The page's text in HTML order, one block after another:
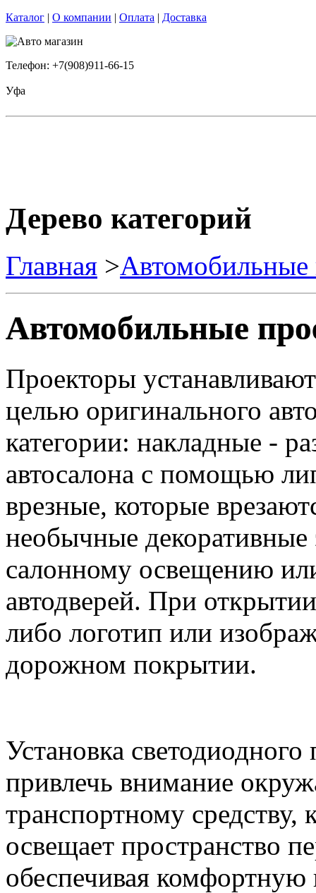
Каталог | О компании | Оплата | Доставка
Телефон: +7(908)911-66-15
Уфа
Дерево категорий
Главная >Автомобильные
Автомобильные
Проекторы
целью оригинального
категории: накладные -
автосалона с помощью
врезные, которые
необычные
салонному освещению
автодверей. При
либо логотип или
дорожном покрытии.
Установка
привлечь внимание
транспортному
освещает пространство
обеспечивая комфортную